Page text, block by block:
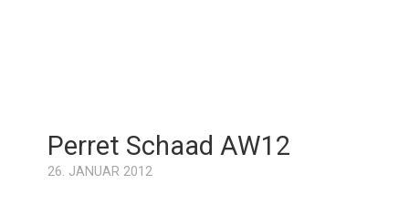
Perret Schaad AW12
26. JANUAR 2012